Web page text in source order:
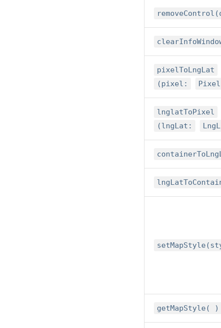
pixelToLngLat
(pixel:
Pixel
lnglatToPixel
(lngLat:
getMapStyle( )